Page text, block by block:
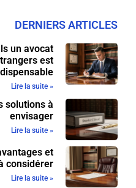
DERNIERS ARTICLES
un avocat
est
Lire la suite »
solutions à
envisager
Lire la suite »
et
considérer
Lire la suite »